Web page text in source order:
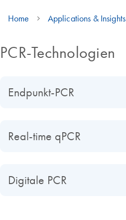
Home Applications & Insights
PCR-Technologien
Endpunkt-PCR
Real-time qPCR
Digitale PCR